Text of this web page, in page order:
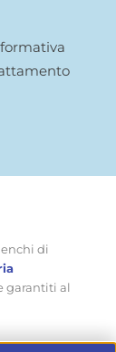
di
garantiti al